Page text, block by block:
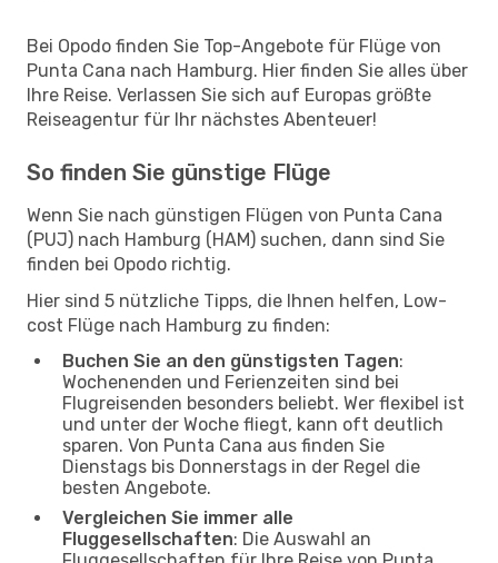
Bei Opodo finden Sie Top-Angebote für Flüge von
Punta Cana nach Hamburg. Hier finden Sie alles über
Ihre Reise. Verlassen Sie sich auf Europas größte
Reiseagentur für Ihr nächstes Abenteuer!
So finden Sie günstige Flüge
Wenn Sie nach günstigen Flügen von Punta Cana
(PUJ) nach Hamburg (HAM) suchen, dann sind Sie
finden bei Opodo richtig.
Hier sind 5 nützliche Tipps, die Ihnen helfen, Low-
cost Flüge nach Hamburg zu finden:
Buchen Sie an den günstigsten Tagen:
Wochenenden und Ferienzeiten sind bei
Flugreisenden besonders beliebt. Wer flexibel ist
und unter der Woche fliegt, kann oft deutlich
sparen. Von Punta Cana aus finden Sie
Dienstags bis Donnerstags in der Regel die
besten Angebote.
Vergleichen Sie immer alle
Fluggesellschaften: Die Auswahl an